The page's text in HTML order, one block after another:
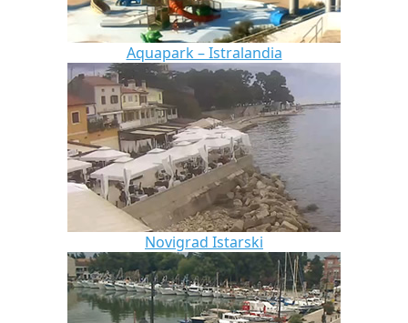
Aquapark – Istralandia
Novigrad Istarski